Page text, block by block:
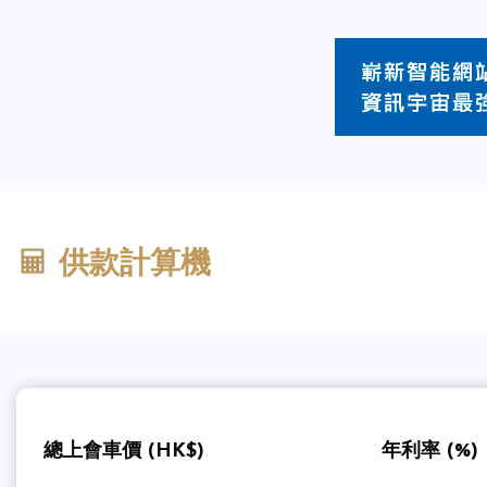
供款計算機
總上會車價 (HK$) 年利率 (%)